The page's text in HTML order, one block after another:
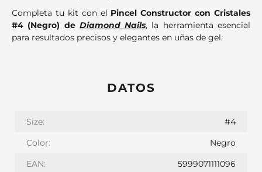
Completa tu kit con el Pincel Constructor con Cristales
#4 (Negro) de Diamond Nails, la herramienta esencial
para resultados precisos y elegantes en uñas de gel.
DATOS
Size:
#4
Color:
Negro
EAN:
5999071111096